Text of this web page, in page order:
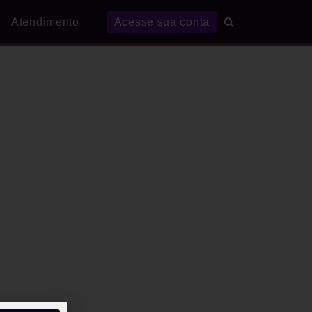
Atendimento Acesse sua conta